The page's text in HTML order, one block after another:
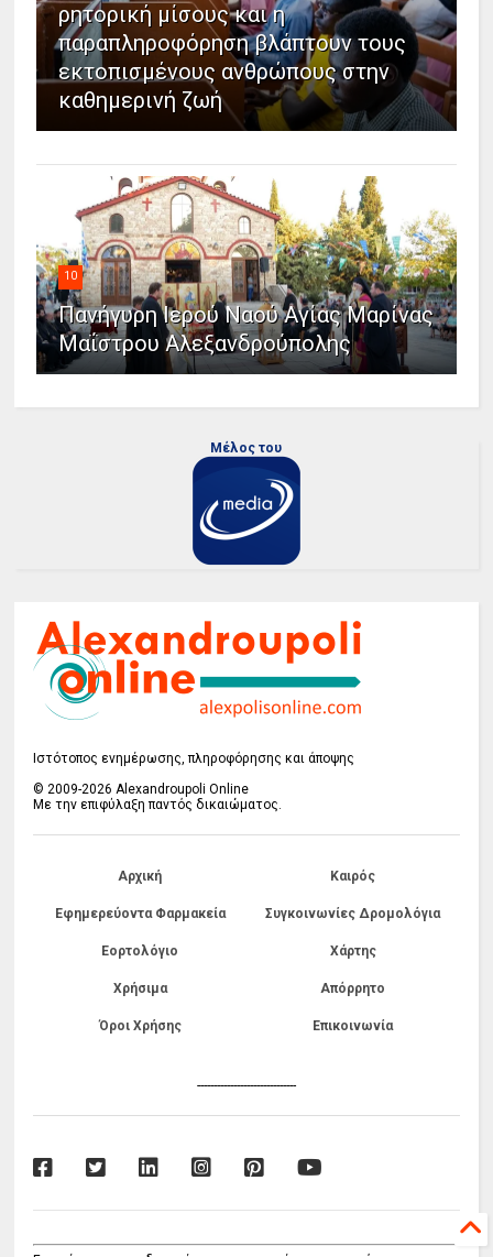
ρητορική μίσους και η
παραπληροφόρηση βλάπτουν τους
εκτοπισμένους ανθρώπους στην
καθημερινή ζωή
10
Πανήγυρη Ιερού Ναού Αγίας Μαρίνας
Μαΐστρου Αλεξανδρούπολης
Μέλος του
Ιστότοπος ενημέρωσης, πληροφόρησης και άποψης
© 2009-2026 Alexandroupoli Online
Με την επιφύλαξη παντός δικαιώματος.
Αρχική Καιρός
Εφημερεύοντα Φαρμακεία Συγκοινωνίες Δρομολόγια
Εορτολόγιο Χάρτης
Χρήσιμα Απόρρητο
Όροι Χρήσης Επικοινωνία
------------------------------